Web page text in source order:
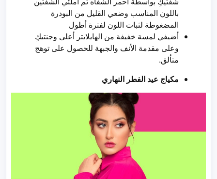
باللون المناسب وضعي القليل من البودرة
المضغوطة لثبات اللون لفترة أطول
أضيفي لمسة خفيفة من الهايلايتر أعلى وجنتيكِ
وعلى مقدمة الأنف والجبهة للحصول على توهج
متألق.
مكياج عيد الفطر النهاري